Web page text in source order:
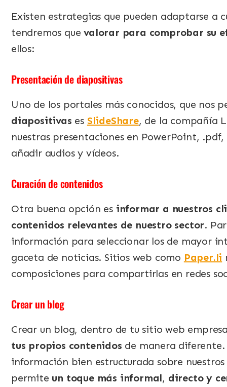
Existen estrategias que pueden adaptarse a
tendremos quevalorar para comprobar su
ellos:
Presentación de diapositivas
Uno de los portales más conocidos, que nos
diapositivas es SlideShare, de la compañía
nuestras presentaciones en PowerPoint,
añadir audios y vídeos.
Curación de contenidos
Otra buena opción es informar a nuestros
contenidos relevantes de nuestro sector.
información para seleccionar los de mayor
gaceta de noticias. Sitios web como Paper.li
composiciones para compartirlas en redes
Crear un blog
Crear un blog, dentro de tu sitio web
tus propios contenidos de manera
información bien estructurada sobre
permite un toque más informal, directo y